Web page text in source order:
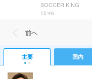
SOCCER KING
15:46
前ヘ
主要 国内